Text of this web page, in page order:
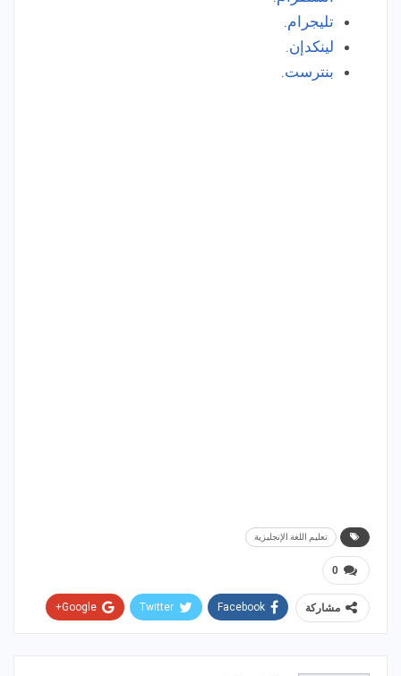
تليجرام.
لينكدإن.
بنترست.
تعليم اللغة الإنجليزية
0
مشاركة Facebook
Twitter
Google+